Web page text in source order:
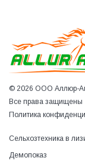
© 2026 ООО Аллюр-
Все права защищены
Политика
Сельхозтехника в
Демопоказ